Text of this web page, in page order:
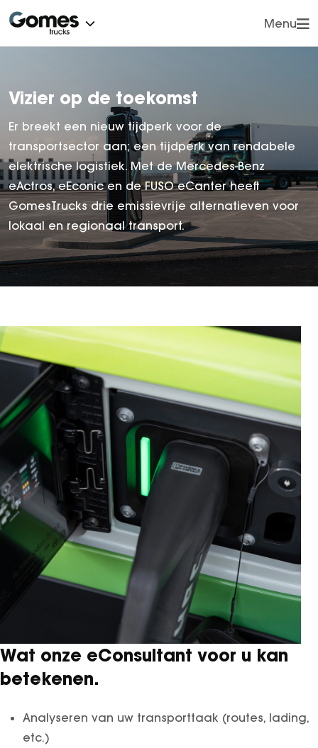
Menu
ONZE MODELLEN
Mercedes-Benz
Actros
Actros F
Actros L ProCab
Actros L tot 500 ton
eActros 400
eActros 600
Atego
Arocs
Arocs tot 500 ton
eEconic
FUSO
FUSO Canter
FUSO eCanter
Onderdelen
ONDERDELEN
Orginele Mercedes-Benz
Trucksparts onderdelen
Service en diensten
Afleveringen
Vestigingen
Werkplaatsafspraak
Nieuws
Vacatures
Over ons
Vizier op de toekomst
Er breekt een nieuw tijdperk voor de
transportsector aan; een tijdperk van rendabele
elektrische logistiek. Met de Mercedes-Benz
eActros, eEconic en de FUSO eCanter heeft
GomesTrucks drie emissievrije alternatieven voor
lokaal en regionaal transport.
Wat onze eConsultant voor u kan
betekenen.
Analyseren van uw transporttaak (routes, lading,
etc.)